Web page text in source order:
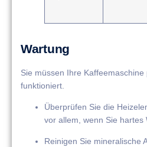
Wartung
Sie müssen Ihre
funktioniert.
Überprüfen Sie die
vor allem, wenn Sie hartes
Reinigen Sie mineralische